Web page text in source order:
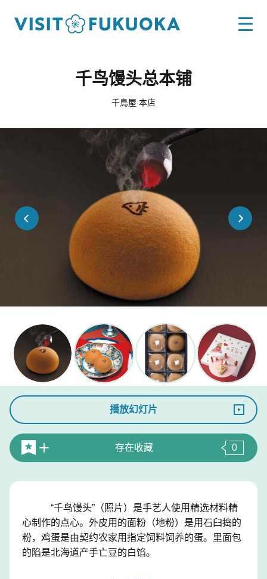
千鸟馒头总本铺
千鳥屋 本店
播放幻灯片
存在收藏 0
“千鸟馒头”（照片）是手艺人使用精选材料精
心制作的点心。外皮用的面粉（地粉）是用石臼捣的
粉，鸡蛋是由契约农家用指定饲料饲养的蛋。里面包
的陷是北海道产手亡豆的白馅。